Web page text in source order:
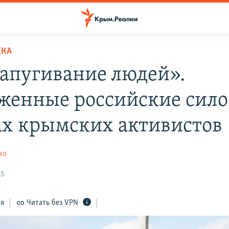
людей».
российские
крымских активистов
Читать без VPN